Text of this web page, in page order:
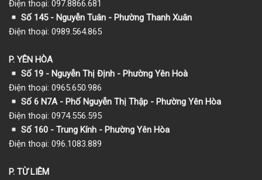
Điện thoại: 097.8866.681
Số 145 - Nguyễn Tuân - Phường Thanh Xuân
Điện thoại: 0989.564.865
P. YÊN HÒA
Số 19 - Nguyễn Thị Định - Phường Yên Hoà
Điện thoại: 0965.650.986
Số 6 N7A - Phố Nguyễn Thị Thập - Phường Yên Hòa
Điện thoại: 0974.556.595
Số 160 - Trung Kính - Phường Yên Hòa
Điện thoại: 096.1083.889
P. TỪ LIÊM